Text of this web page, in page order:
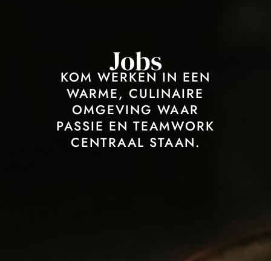
Jobs
KOM WERKEN IN EEN
WARME, CULINAIRE
OMGEVING WAAR
PASSIE EN TEAMWORK
CENTRAAL STAAN.